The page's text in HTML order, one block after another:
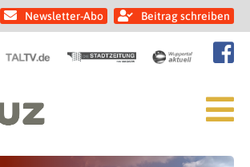
Newsletter-Abo Beitrag schreiben